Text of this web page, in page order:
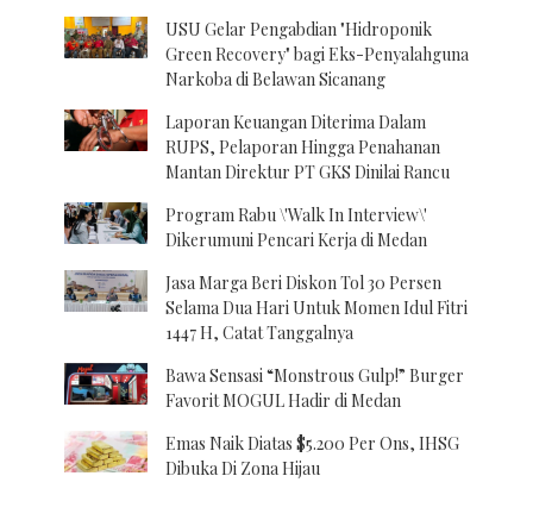
USU Gelar Pengabdian "Hidroponik
Green Recovery" bagi Eks-Penyalahguna
Narkoba di Belawan Sicanang
Laporan Keuangan Diterima Dalam
RUPS, Pelaporan Hingga Penahanan
Mantan Direktur PT GKS Dinilai Rancu
Program Rabu \'Walk In Interview\'
Dikerumuni Pencari Kerja di Medan
Jasa Marga Beri Diskon Tol 30 Persen
Selama Dua Hari Untuk Momen Idul Fitri
1447 H, Catat Tanggalnya
Bawa Sensasi “Monstrous Gulp!” Burger
Favorit MOGUL Hadir di Medan
Emas Naik Diatas $5.200 Per Ons, IHSG
Dibuka Di Zona Hijau